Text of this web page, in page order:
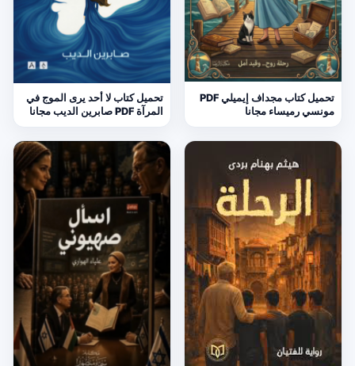
تحميل كتاب مجداف إيميلي PDF
مونسي رميساء مجانا
تحميل كتاب لا أحد يرى الموج في
المرآة PDF صابرين الديب مجانا